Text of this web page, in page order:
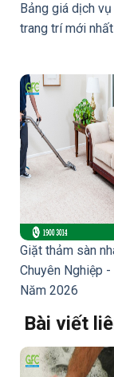
Bảng giá dịch
trang trí mới
Giặt thảm sàn
Chuyên Nghiệp -
Năm 2026
Bài viết